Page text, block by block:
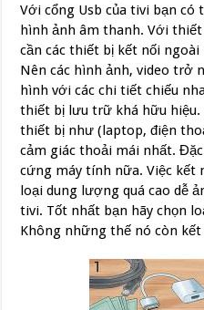
Với cổng Usb của tivi bạn
hình ảnh âm thanh. Với
cần các thiết bị kết nối ngoài
Nên các hình ảnh, video trở
hình với các chi tiết chiếu
thiết bị lưu trữ khá hữu hiệu.
thiết bị như (laptop, điện
cảm giác thoải mái nhất.
cứng máy tính nữa. Việc kết
loại dung lượng quá cao dễ
tivi. Tốt nhất bạn hãy chọn
Không những thế nó còn